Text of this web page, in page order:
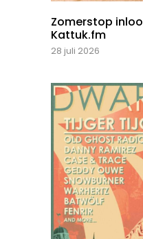
Zomerstop
Kattuk.fm
28 juli 2026